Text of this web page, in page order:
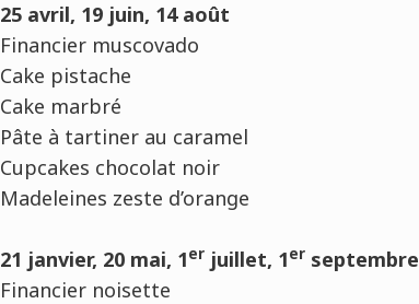
25 avril, 19 juin, 14 août
Financier muscovado
Cake pistache
Cake marbré
Pâte à tartiner au caramel
Cupcakes chocolat noir
Madeleines zeste d’orange
21 janvier, 20 mai, 1erjuillet, 1erseptembre
Financier noisette